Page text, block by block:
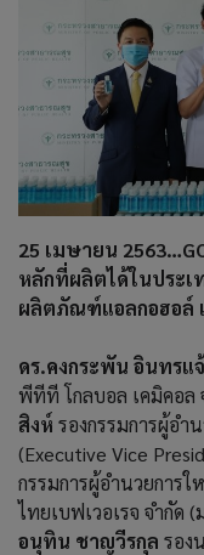
25 เมษายน
หลักที่ผลิตได้ในประเ
ผลิตภัณฑ์แอลกอฮอล์
ดร.คงกระพัน อินทรแ
พีทีที โกลบอล เคมิคอล
สิงห์ รองกรรมการผู้อ
(Executive Vice
กรรมการผู้อำนวยการ
ไทยเบฟเวอเรจ จำกัด
อนุทิน ชาญวีรกุล รอง